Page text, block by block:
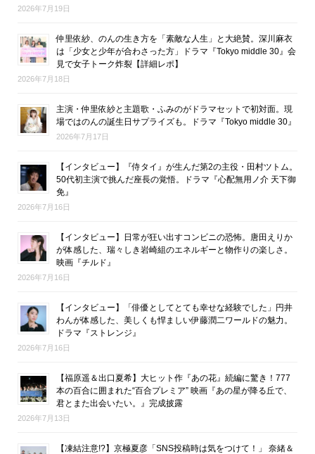
2026年7月19日
仲里依紗、のんの生き方を「素敵な人生」と大絶賛。深川麻衣
は「少女と少年が合わさった方」ドラマ『Tokyo middle 30』会
見で女子トーク炸裂【詳細レポ】
2026年7月18日
主演・仲里依紗と主題歌・ふみのがドラマセットで初対面。現
場ではのんの誕生日サプライズも。ドラマ『Tokyo middle 30』
2026年7月17日
【インタビュー】『侍タイ』が生んだ第2の主役・田村ツトム。
50代初主演で挑んだ座長の覚悟。ドラマ『心配無用ノ介 天下御
免』
2026年7月16日
【インタビュー】日常が狂い出すコンビニの恐怖。唐田えりか
が体感した、瑞々しき岩崎組のエネルギーと物作りの楽しさ。
映画『チルド』
2026年7月16日
【インタビュー】「俳優としてとても幸せな経験でした」円井
わんが体感した、美しくも悍ましい伊藤潤二ワールドの魅力。
ドラマ『ストレンジ』
2026年7月16日
【福原遥＆出口夏希】大ヒット作『あの花』続編に驚き！777
本の百合に囲まれた“百合プレミア” 映画『あの星が降る丘で、
君とまた出会いたい。』完成披露
2026年7月13日
【凍結注意!?】京極夏彦「SNS投稿時は気をつけて！」 奈緒＆